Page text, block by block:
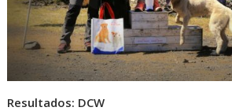
Resultados: DCW